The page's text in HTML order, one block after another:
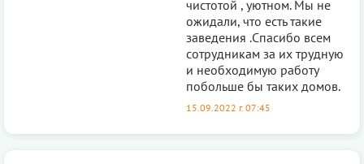
чистотой , уютном. Мы не
ожидали, что есть такие
заведения .Спасибо всем
сотрудникам за их трудную
и необходимую работу
побольше бы таких домов.
15.09.2022 г. 07:45